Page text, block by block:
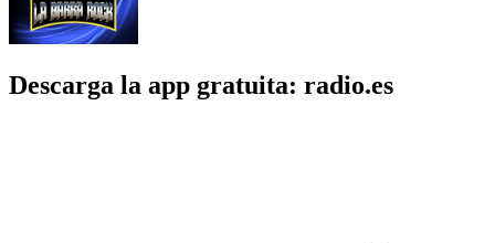
Descarga la app gratuita: radio.es